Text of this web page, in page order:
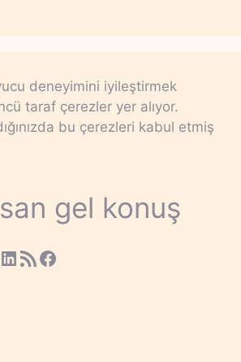
deneyimini iyileştirmek
taraf çerezler yer alıyor.
bu çerezleri kabul etmiş
gel konuş
LinkedIn
RSS FeedFacebook